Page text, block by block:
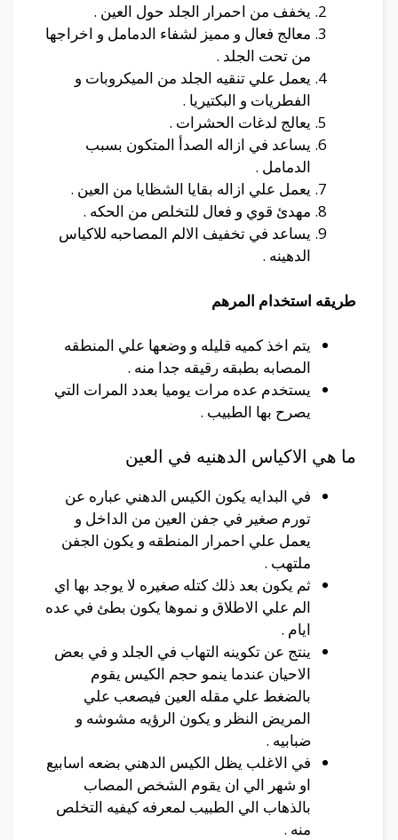
يخفف من احمرار الجلد حول العين .
معالج فعال و مميز لشفاء الدمامل و اخراجها
من تحت الجلد .
يعمل علي تنقيه الجلد من الميكروبات و
الفطريات و البكتيريا .
يعالج لدغات الحشرات .
يساعد في ازاله الصدأ المتكون بسبب
الدمامل .
يعمل علي ازاله بقايا الشظايا من العين .
مهدئ قوي و فعال للتخلص من الحكه .
يساعد في تخفيف الالم المصاحبه للاكياس
الدهينه .
طريقه استخدام المرهم
يتم اخذ كميه قليله و وضعها علي المنطقه
المصابه بطبقه رقيقه جدا منه .
يستخدم عده مرات يوميا بعدد المرات التي
يصرح بها الطبيب .
ما هي الاكياس الدهنيه في العين
في البدايه يكون الكيس الدهني عباره عن
تورم صغير في جفن العين من الداخل و
يعمل علي احمرار المنطقه و يكون الجفن
ملتهب .
ثم يكون بعد ذلك كتله صغيره لا يوجد بها اي
الم علي الاطلاق و نموها يكون بطئ في عده
ايام .
ينتج عن تكوينه التهاب في الجلد و في بعض
الاحيان عندما ينمو حجم الكيس يقوم
بالضغط علي مقله العين فيصعب علي
المريض النظر و يكون الرؤيه مشوشه و
ضبابيه .
في الاغلب يظل الكيس الدهني بضعه اسابيع
او شهر الي ان يقوم الشخص المصاب
بالذهاب الي الطبيب لمعرفه كيفيه التخلص
منه .